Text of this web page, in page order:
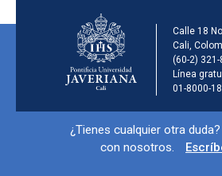
Calle 18
Cali,
(60-2)
Línea
01-8000-
Información y
¿Tienes cualquier otra
con nosotros.